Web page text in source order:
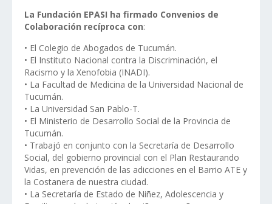
La Fundación EPASI ha firmado Convenios de
Colaboración recíproca con:
• El Colegio de Abogados de Tucumán.
• El Instituto Nacional contra la Discriminación, el
Racismo y la Xenofobia (INADI).
• La Facultad de Medicina de la Universidad Nacional de
Tucumán.
• La Universidad San Pablo-T.
• El Ministerio de Desarrollo Social de la Provincia de
Tucumán.
• Trabajó en conjunto con la Secretaría de Desarrollo
Social, del gobierno provincial con el Plan Restaurando
Vidas, en prevención de las adicciones en el Barrio ATE y
la Costanera de nuestra ciudad.
• La Secretaría de Estado de Niñez, Adolescencia y